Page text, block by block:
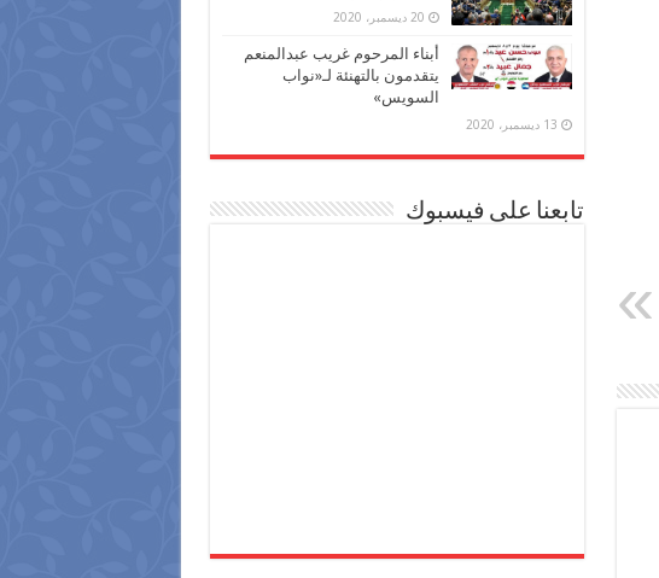
20 ديسمبر، 2020
أبناء المرحوم غريب عبدالمنعم
يتقدمون بالتهنئة لـ«نواب
السويس»
13 ديسمبر، 2020
تابعنا على فيسبوك